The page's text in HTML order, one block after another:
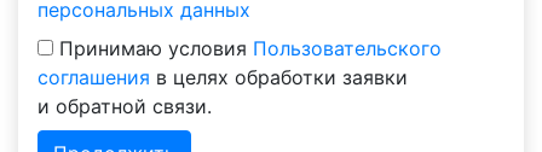
персональных данных
Принимаю условия Пользовательского
соглашения в целях обработки заявки
и обратной связи.